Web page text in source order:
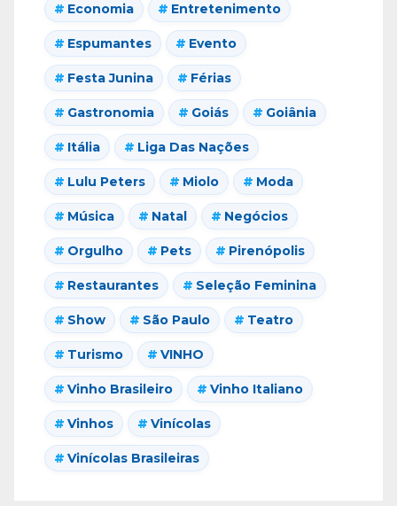
Economia Entretenimento
Espumantes Evento
Festa Junina Férias
Gastronomia Goiás Goiânia
Itália Liga Das Nações
Lulu Peters Miolo Moda
Música Natal Negócios
Orgulho Pets Pirenópolis
Restaurantes Seleção Feminina
Show São Paulo Teatro
Turismo VINHO
Vinho Brasileiro Vinho Italiano
Vinhos Vinícolas
Vinícolas Brasileiras